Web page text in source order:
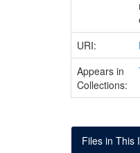
URI:
Appears in
Collections:
Files in This